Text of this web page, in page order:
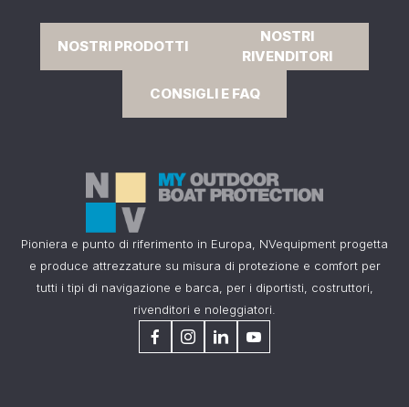
NOSTRI PRODOTTI
NOSTRI
RIVENDITORI
CONSIGLI E FAQ
Pioniera e punto di riferimento in Europa, NVequipment progetta
e produce attrezzature su misura di protezione e comfort per
tutti i tipi di navigazione e barca, per i diportisti, costruttori,
rivenditori e noleggiatori.